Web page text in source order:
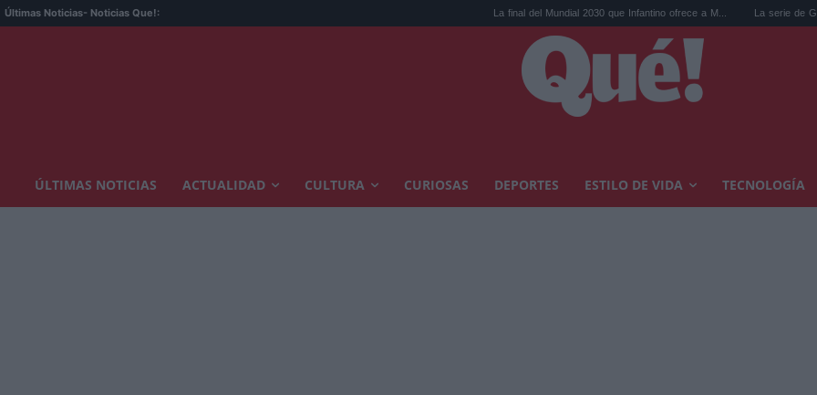
Últimas Noticias- Noticias Que!: La final del Mundial 2030 que Infantino ofrece a M... La serie de God of War
ÚLTIMAS NOTICIAS ACTUALIDAD CULTURA CURIOSAS DEPORTES ESTILO DE VIDA TECNOLOGÍA